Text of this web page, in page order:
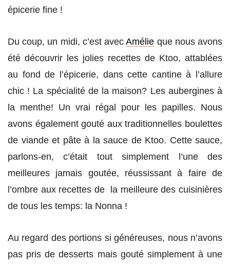
épicerie fine !
Du coup, un midi, c’est avecAmélie que nous avons
été découvrir les jolies recettes de Ktoo, attablées
au fond de l’épicerie, dans cette cantine à l’allure
chic ! La spécialité de la maison? Les aubergines à
la menthe! Un vrai régal pour les papilles. Nous
avons également gouté aux traditionnelles boulettes
de viande et pâte à la sauce de Ktoo. Cette sauce,
parlons-en, c’était tout simplement l’une des
meilleures jamais goutée, réussissant à faire de
l’ombre aux recettes de la meilleure des cuisinières
de tous les temps: la Nonna !
Au regard des portions si généreuses, nous n’avons
pas pris de desserts mais gouté simplement à une